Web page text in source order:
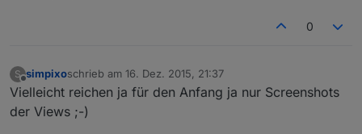
0
S
Offline
simpixoschrieb am 16. Dez. 2015, 21:37
zuletzt editiert von
Vielleicht reichen ja für den Anfang ja nur Screenshots
der Views ;-)